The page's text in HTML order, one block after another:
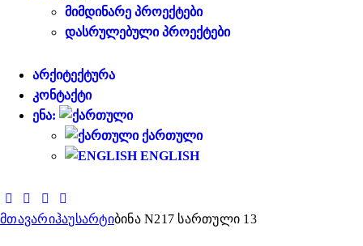
ᲛᲘᲛᲓᲘᲜᲐᲠᲔ ᲞᲠᲝᲔᲥᲢᲔᲑᲘ
ᲓᲐᲡᲠᲣᲚᲔᲑᲣᲚᲘ ᲞᲠᲝᲔᲥᲢᲔᲑᲘ
ᲐᲠᲥᲘᲢᲔᲥᲢᲣᲠᲐ
ᲙᲝᲜᲢᲐᲥᲢᲘ
ᲔᲜᲐ:
ᲥᲐᲠᲗᲣᲚᲘ
ENGLISH
მთავარიჰაუსარტიბინა N217 სართული 13